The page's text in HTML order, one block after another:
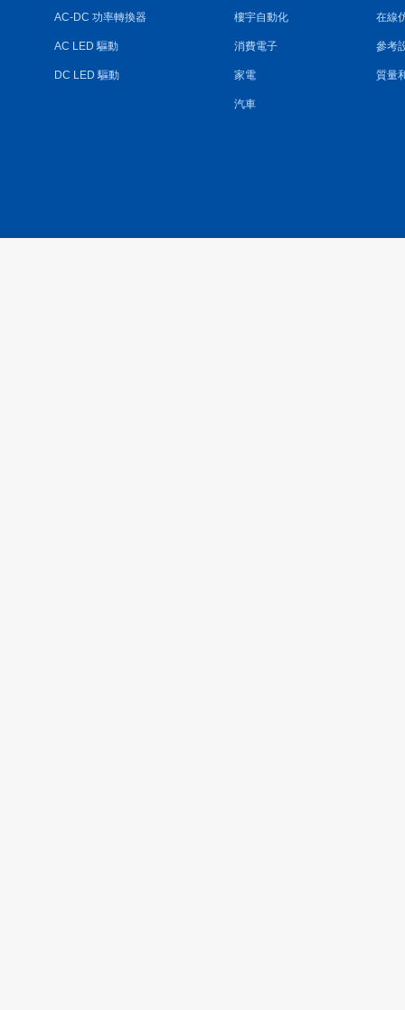
AC-DC 功率轉換器
AC LED 驅動
DC LED 驅動
樓宇自動化
消費電子
家電
汽車
在線
參考
質量